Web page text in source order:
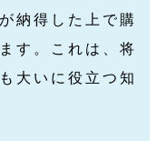
納得した上で購
す。これは、将
大いに役立つ知